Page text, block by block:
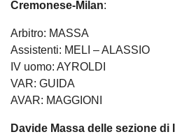
Cremonese-Milan:
Arbitro: MASSA
Assistenti: MELI – ALASSIO
IV uomo: AYROLDI
VAR: GUIDA
AVAR: MAGGIONI
Davide Massa delle sezione di